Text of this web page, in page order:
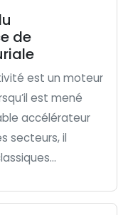
de
est un moteur
est mené
accélérateur
secteurs, il